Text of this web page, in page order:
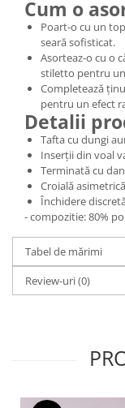
Cum o
Poart-o cu un
seară sofisticat.
Asorteaz-o cu o
stiletto pentru
Completează
pentru un efect
Detalii
Tafta cu dungi
Inserții din voal
Terminată cu
Croială
Închidere
- compozitie: 80%
Tabel de mărimi
Review-uri(0)